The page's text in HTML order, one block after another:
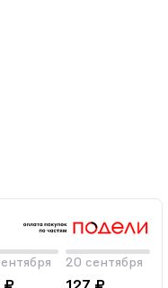
₽
20 сентября
127 ₽